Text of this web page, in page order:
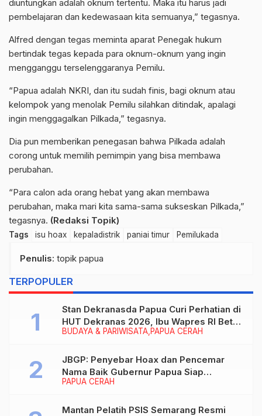
diuntungkan adalah oknum tertentu. Maka itu harus jadi
pembelajaran dan kedewasaan kita semuanya,” tegasnya.
Alfred dengan tegas meminta aparat Penegak hukum
bertindak tegas kepada para oknum-oknum yang ingin
mengganggu terselenggaranya Pemilu.
“Papua adalah NKRI, dan itu sudah finis, bagi oknum atau
kelompok yang menolak Pemilu silahkan ditindak, apalagi
ingin menggagalkan Pilkada,” tegasnya.
Dia pun memberikan penegasan bahwa Pilkada adalah
corong untuk memilih pemimpin yang bisa membawa
perubahan.
“Para calon ada orang hebat yang akan membawa
perubahan, maka mari kita sama-sama sukseskan Pilkada,”
tegasnya. (Redaksi Topik)
Tags isu hoax kepaladistrik paniai timur Pemilukada
Penulis: topik papua
TERPOPULER
BUDAYA & PARIWISATA PAPUA CERAH
Stan Dekranasda Papua Curi Perhatian di
HUT Dekranas 2026, Ibu Wapres RI Betah
Menikmati Karya Perajin
PAPUA CERAH
JBGP: Penyebar Hoax dan Pencemar
Nama Baik Gubernur Papua Siap
Berhadapan dengan Hukum!
Mantan Pelatih PSIS Semarang Resmi